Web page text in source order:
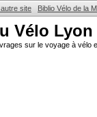
site Biblio Vélo de la
Vélo Lyon
sur le voyage à